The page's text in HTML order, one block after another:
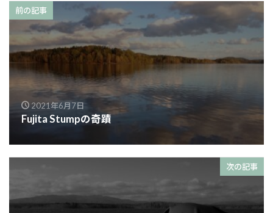
前の記事
2021年6月7日
Fujita Stumpの奇蹟
次の記事